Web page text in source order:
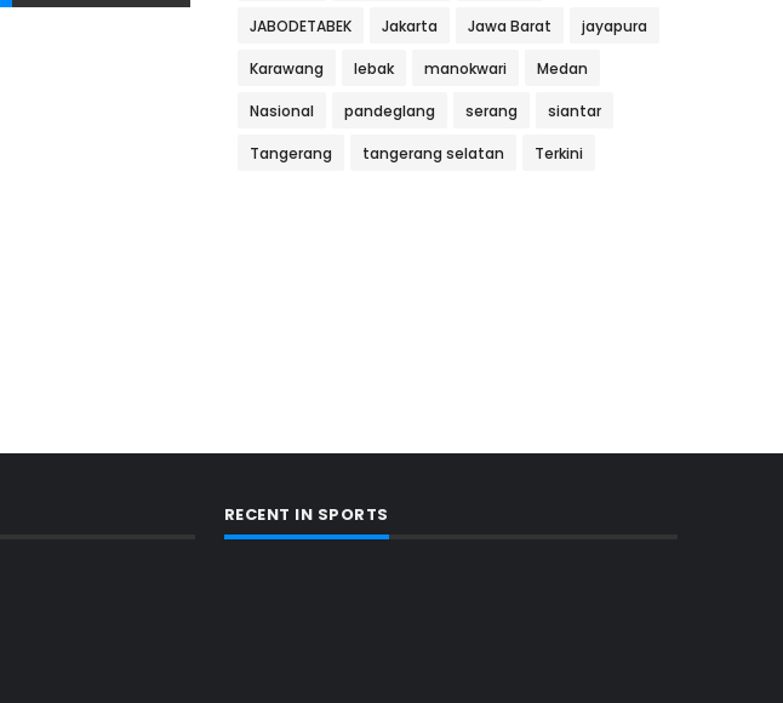
JABODETABEK Jakarta Jawa Barat jayapura
Karawang lebak manokwari Medan
Nasional pandeglang serang siantar
Tangerang tangerang selatan Terkini
RECENT IN SPORTS